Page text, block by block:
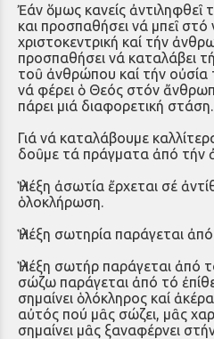
Ἐάν ὅμως κανείς ἀντιληφθεῖ
και προσπαθήσει νά μπεῖ
χριστοκεντρική καί τήν
προσπαθήσει νά καταλάβει
τοῦ ἀνθρώπου καί τήν
νά φέρει ὁ Θεός στόν
πάρει μιά διαφορετική στάση.
Γιά νά καταλάβουμε
δοῦμε τά πράγματα ἀπό τήν
Ἡ λέξη ἀσωτία ἔρχεται σέ
ὁλοκλήρωση.
Ἡ λέξη σωτηρία παράγεται
Ἡ λέξη σωτήρ παράγεται
σώζω παράγεται ἀπό τό
σημαίνει ὁλόκληρος καί
αὐτός πού μᾶς σώζει, μᾶς
σημαίνει μᾶς ξαναφέρνει